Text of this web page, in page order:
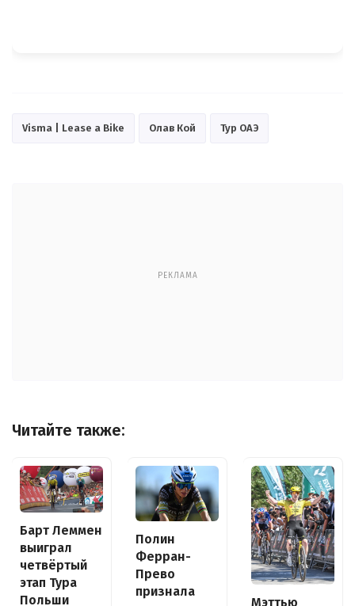
Visma | Lease a Bike Олав Кой Тур ОАЭ
РЕКЛАМА
Читайте также:
Барт Леммен
выиграл
четвёртый
этап Тура
Польши
Полин
Ферран-
Прево
признала
Мэттью